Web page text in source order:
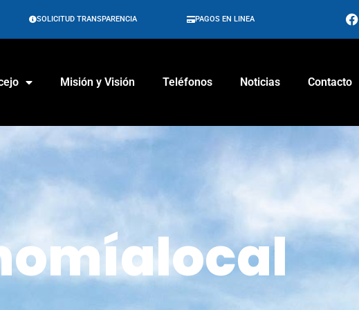
SOLICITUD TRANSPARENCIA PAGOS EN LINEA
Misión y Visión Teléfonos Noticias Contacto